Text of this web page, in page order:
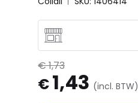
€ 1,73
€1,43 (incl. BTW)